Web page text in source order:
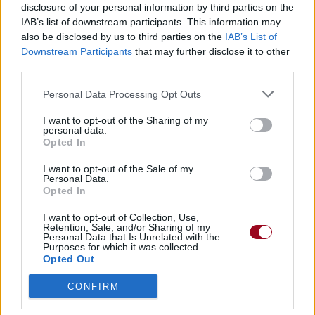
disclosure of your personal information by third parties on the
IAB’s list of downstream participants. This information may
also be disclosed by us to third parties on the IAB’s List of
Downstream Participants that may further disclose it to other
Personal Data Processing Opt Outs
I want to opt-out of the Sharing of my
personal data.
Opted In
I want to opt-out of the Sale of my
Personal Data.
Opted In
I want to opt-out of Collection, Use,
Retention, Sale, and/or Sharing of my
Personal Data that Is Unrelated with the
Purposes for which it was collected.
Opted Out
CONFIRM